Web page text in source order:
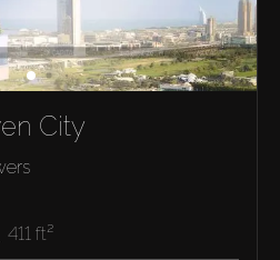
City
411 ft²